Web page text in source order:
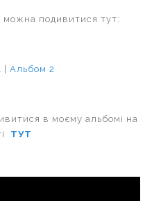
можна подивитися тут:
Альбом 2
в моєму альбомі на
ТУТ